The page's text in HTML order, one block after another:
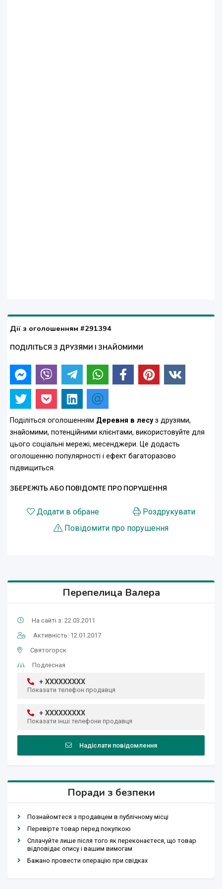
Дії з оголошенням #291394
ПОДІЛІТЬСЯ З ДРУЗЯМИ І ЗНАЙОМИМИ
Поділіться оголошенням Деревня в лесуз друзями,
знайомими, потенційними клієнтами, використовуйте для
цього соціальні мережі, месенджери. Це додасть
оголошенню популярності і ефект багаторазово
підвищиться.
ЗБЕРЕЖІТЬ АБО ПОВІДОМТЕ ПРО ПОРУШЕННЯ
Додати в обране
Роздрукувати
Повідомити про порушення
Перепелица Валера
На сайті з: 22.03.2011
Активність: 12.01.2017
Святогорск
Подлесная
+ XXXXXXXXX
Показати телефон продавця
+ XXXXXXXXX
Показати інші телефони продавця
Надіслати повідомлення
Поради з безпеки
Познайомтеся з продавцем в публічному місці
Перевірте товар перед покупкою
Сплачуйте лише після того як переконаєтеся, що товар
відповідає опису і вашим вимогам
Бажано провести операцію при свідках